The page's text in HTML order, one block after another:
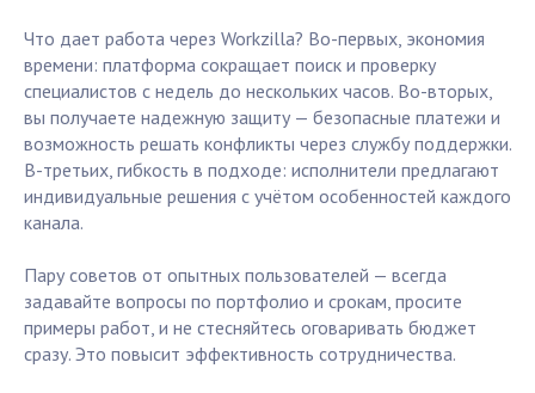
Что дает работа через Workzilla? Во-первых, экономия
времени: платформа сокращает поиск и проверку
специалистов с недель до нескольких часов. Во-вторых,
вы получаете надежную защиту — безопасные платежи и
возможность решать конфликты через службу поддержки.
В-третьих, гибкость в подходе: исполнители предлагают
индивидуальные решения с учётом особенностей каждого
канала.
Пару советов от опытных пользователей — всегда
задавайте вопросы по портфолио и срокам, просите
примеры работ, и не стесняйтесь оговаривать бюджет
сразу. Это повысит эффективность сотрудничества.